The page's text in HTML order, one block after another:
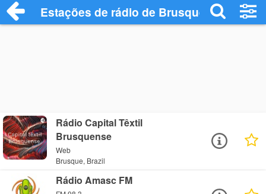
Estações de rádio de Brusque - Ouça
Rádio Capital Têxtil
Brusquense
Web
Brusque, Brazil
Rádio Amasc FM